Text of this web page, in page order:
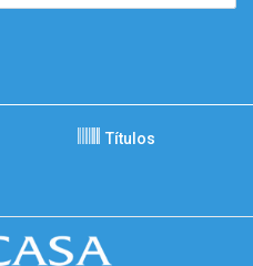
Títulos